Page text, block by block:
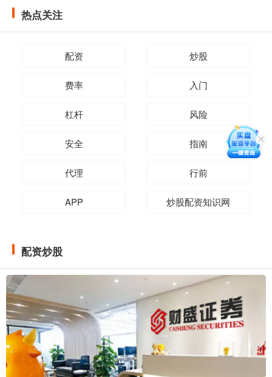
热点关注
配资 炒股
费率 入门
杠杆 风险
安全 指南
代理 行前
APP 炒股配资知识网
配资炒股